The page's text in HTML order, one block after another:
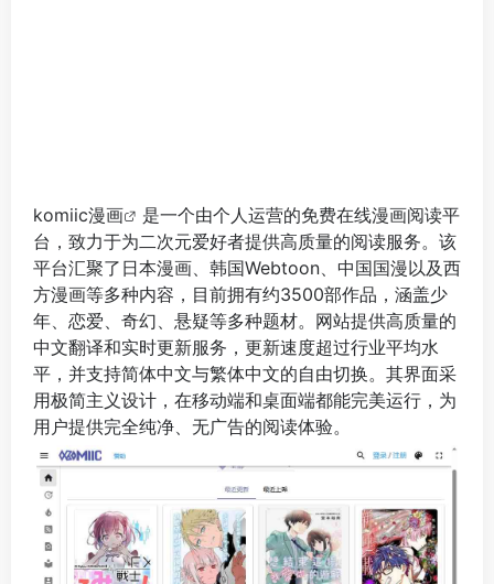
komiic漫画
是一个由个人运营的免费在线漫画阅读平
台，致力于为二次元爱好者提供高质量的阅读服务。该
平台汇聚了日本漫画、韩国Webtoon、中国国漫以及西
方漫画等多种内容，目前拥有约3500部作品，涵盖少
年、恋爱、奇幻、悬疑等多种题材。网站提供高质量的
中文翻译和实时更新服务，更新速度超过行业平均水
平，并支持简体中文与繁体中文的自由切换。其界面采
用极简主义设计，在移动端和桌面端都能完美运行，为
用户提供完全纯净、无广告的阅读体验。